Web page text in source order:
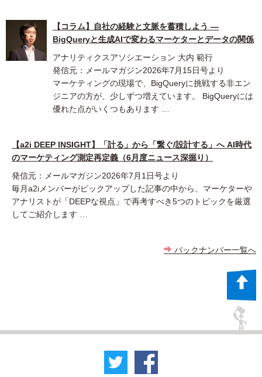
【コラム】自社の経験と文脈を蓄積しよう ―
BigQueryと生成AIで変わるマーケターとデータの関係
アナリティクスアソシエーション 大内 範行
発信元：メールマガジン2026年7月15日号より
マーケティングの現場で、BigQueryに挑戦する非エン
ジニアの方が、少しずつ増えています。 BigQueryには
優れた点がいくつもあります …
【a2i DEEP INSIGHT】「計る」から「繋ぐ/設計する」へ AI時代
のマーケティング測定再定義（6月度ニュース深掘り）
発信元：メールマガジン2026年7月1日号より
毎月a2iメンバーがピックアップした記事の中から、マーケターや
アナリストが「DEEPな視点」で再考すべき5つのトピックを厳選
してご紹介します …
バックナンバー一覧へ